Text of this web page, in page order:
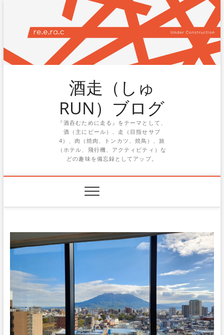
酒走（しゅ
RUN）ブログ
『酒呑むために走る』をテーマとして、
酒（主にビール）、走（目指せサブ
4）、肉（焼肉、トンカツ、焼鳥）、旅
（ホテル、飛行機、アクティビティ）な
どの趣味を備忘録としてアップ。